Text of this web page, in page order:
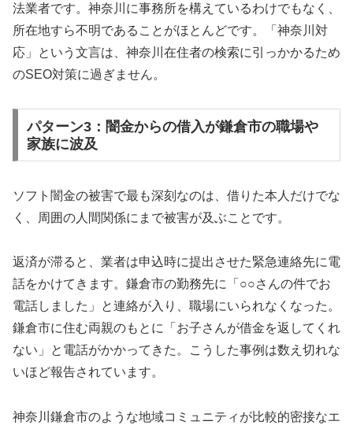
法業者です。神奈川に事務所を構えているわけでもなく、
所在地すら不明であることがほとんどです。「神奈川対
応」という文言は、神奈川在住者の検索に引っかかるため
のSEO対策に過ぎません。
パターン3：闇金からの借入が鎌倉市の職場や
家族に波及
ソフト闇金の被害で最も深刻なのは、借りた本人だけでな
く、周囲の人間関係にまで被害が及ぶことです。
返済が滞ると、業者は申込時に提出させた緊急連絡先に電
話をかけてきます。鎌倉市の勤務先に「○○さんの件でお
電話しました」と連絡が入り、職場にいられなくなった。
鎌倉市に住む両親のもとに「お子さんが借金を返してくれ
ない」と電話がかかってきた。こうした事例は数え切れな
いほど報告されています。
神奈川鎌倉市のような地域コミュニティが比較的密接なエ